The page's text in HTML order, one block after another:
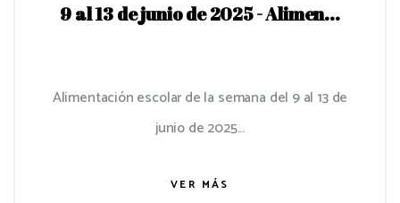
9 al 13 de junio de 2025 - Alimen...
Alimentación escolar de la semana del 9 al 13 de
junio de 2025...
VER MÁS